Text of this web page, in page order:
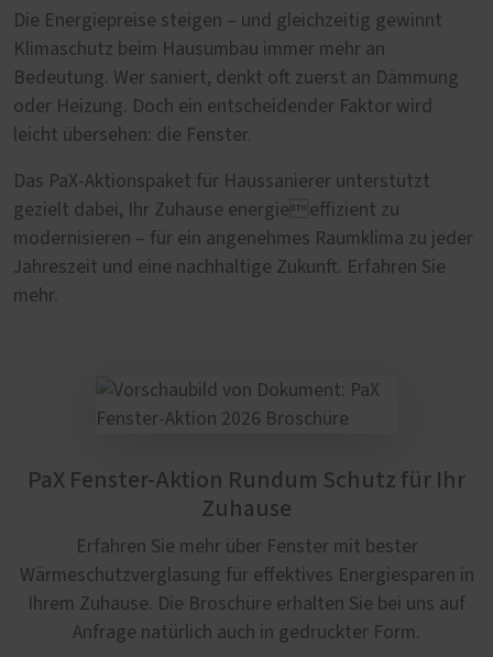
Die Energiepreise steigen – und gleichzeitig gewinnt
Klimaschutz beim Hausumbau immer mehr an
Bedeutung. Wer saniert, denkt oft zuerst an Dämmung
oder Heizung. Doch ein entscheidender Faktor wird
leicht übersehen: die Fenster.
Das PaX-Aktionspaket für Haussanierer unterstützt
gezielt dabei, Ihr Zuhause energieeffizient zu
modernisieren – für ein angenehmes Raumklima zu jeder
Jahreszeit und eine nachhaltige Zukunft. Erfahren Sie
mehr.
PaX Fenster-Aktion Rundum Schutz für Ihr
Zuhause
Erfahren Sie mehr über Fenster mit bester
Wärmeschutzverglasung für effektives Energiesparen in
Ihrem Zuhause. Die Broschüre erhalten Sie bei uns auf
Anfrage natürlich auch in gedruckter Form.